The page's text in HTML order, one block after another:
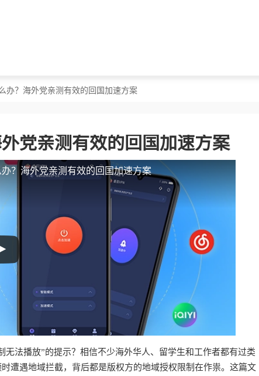
办？海外党亲测有效的回国加速方案
党亲测有效的回国加速方案
？海外党亲测有效的回国加速方案
法播放”的提示？相信不少海外华人、留学生和工作者都有过类
遇地域拦截，背后都是版权方的地域授权限制在作祟。这篇文